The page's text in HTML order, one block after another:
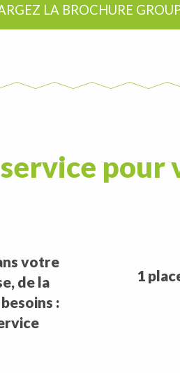
LA BROCHURE
pour
votre
de la
:
1